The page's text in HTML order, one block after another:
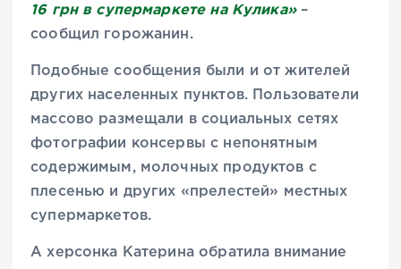
16 грн в супермаркете на Кулика»–
сообщил горожанин.
Подобные сообщения были и от жителей
других населенных пунктов. Пользователи
массово размещали в социальных сетях
фотографии консервы с непонятным
содержимым, молочных продуктов с
плесенью и других «прелестей» местных
супермаркетов.
А херсонка Катерина обратила внимание